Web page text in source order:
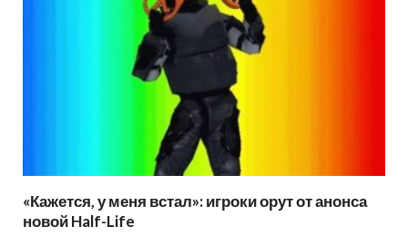
«Кажется, у меня встал»: игроки орут от анонса
новой Half-Life